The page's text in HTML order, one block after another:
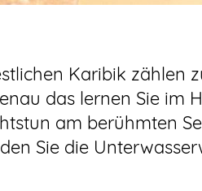
Karibik zählen
das lernen Sie im
am berühmten
Sie die